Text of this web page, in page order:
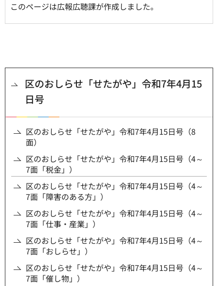
このページは広報広聴課が作成しました。
区のおしらせ「せたがや」令和7年4月15
日号
区のおしらせ「せたがや」令和7年4月15日号（8
面）
区のおしらせ「せたがや」令和7年4月15日号（4～
7面「税金」）
区のおしらせ「せたがや」令和7年4月15日号（4～
7面「障害のある方」）
区のおしらせ「せたがや」令和7年4月15日号（4～
7面「仕事・産業」）
区のおしらせ「せたがや」令和7年4月15日号（4～
7面「おしらせ」）
区のおしらせ「せたがや」令和7年4月15日号（4～
7面「催し物」）